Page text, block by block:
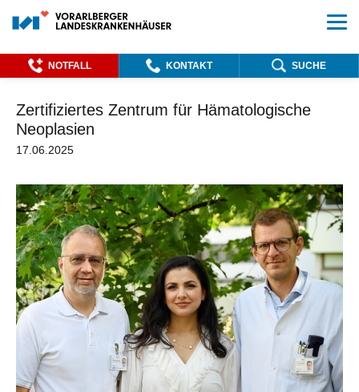
NOTFALL KONTAKT SUCHE
Zertifiziertes Zentrum für Hämatologische
Neoplasien
17.06.2025